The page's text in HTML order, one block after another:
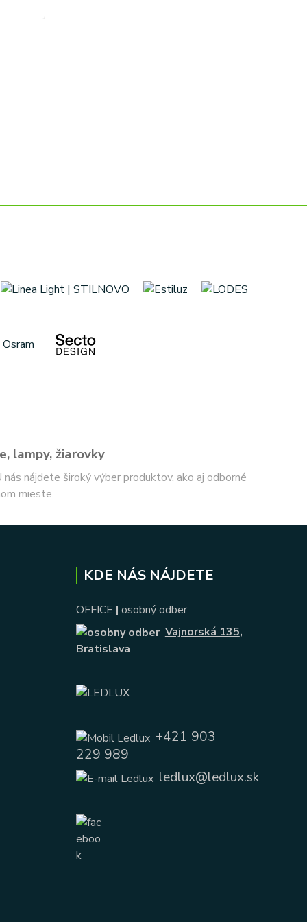
lampy, žiarovky
nájdete široký výber produktov, ako aj odborné
mieste.
KDE NÁS NÁJDETE
OFFICE | osobný odber
Vajnorská 135,
Bratislava
+421 903
229 989
ledlux@ledlux.sk